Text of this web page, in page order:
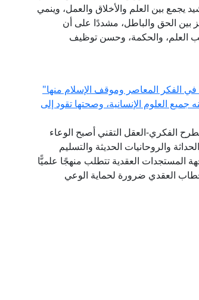
يجمع بين العلم والأخلاق والعمل، وينمي
بين الحق والباطل، مشددًا على أن
العلم، والحكمة، وحسن توظيف
في الفكر المعاصر وموقف الإسلام منها"
العلوم الإنسانية، وصحتها تقود إلى
الفكري-العقل التقني أصبح الوعاء
والروحانيات الحديثة والتسليم
المستجدات العقدية تتطلب منهجًا علميًّا
العقدي ضرورة لحماية الوعي